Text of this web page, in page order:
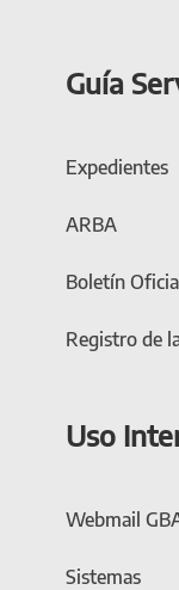
Guía
Expedientes
ARBA
Boletín
Registro de
Uso
Webmail
Sistemas